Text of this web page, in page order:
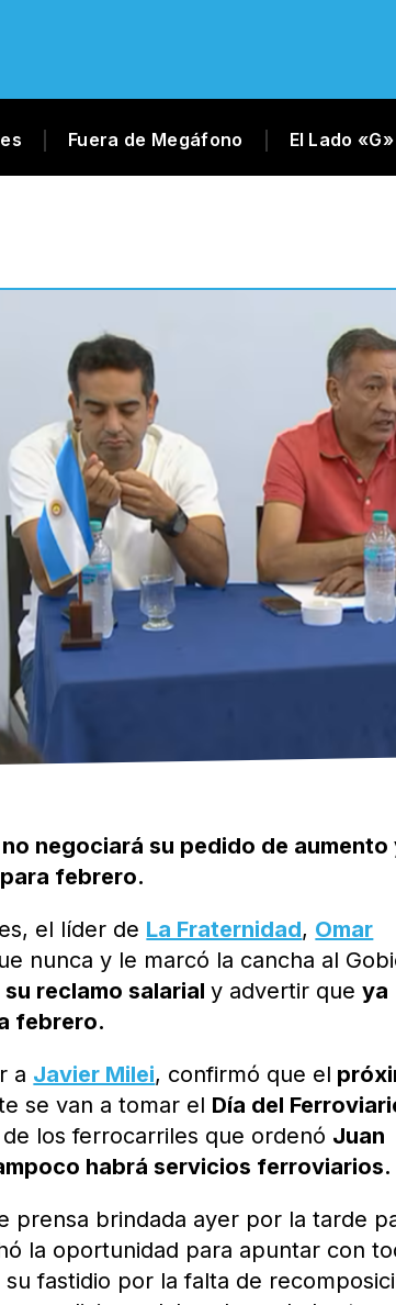
Fuera de Megáfono El Lado «G»
negociará su pedido de aumento
febrero.
el líder de La Fraternidad, Omar
nunca y le marcó la cancha al
reclamo salarialy advertir queya
febrero.
a Javier Milei, confirmó que el
se van a tomar el Día del
los ferrocarriles que ordenó Juan
habrá servicios ferroviarios.
prensa brindada ayer por la tarde
la oportunidad para apuntar con
fastidio por la falta de